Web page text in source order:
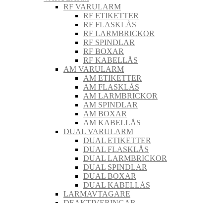
RF VARULARM
RF ETIKETTER
RF FLASKLÅS
RF LARMBRICKOR
RF SPINDLAR
RF BOXAR
RF KABELLÅS
AM VARULARM
AM ETIKETTER
AM FLASKLÅS
AM LARMBRICKOR
AM SPINDLAR
AM BOXAR
AM KABELLÅS
DUAL VARULARM
DUAL ETIKETTER
DUAL FLASKLÅS
DUAL LARMBRICKOR
DUAL SPINDLAR
DUAL BOXAR
DUAL KABELLÅS
LARMAVTAGARE